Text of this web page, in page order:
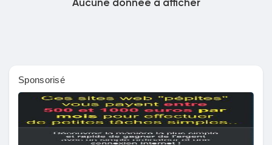
Découvrir Pages
Pages aimées
Aucune donnée à afficher
Sponsorisé